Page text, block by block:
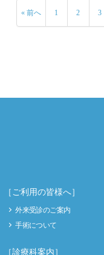
« 前へ 1 2 3
［ご利用の皆様へ］
外来受診のご案内
手術について
［診療科案内］